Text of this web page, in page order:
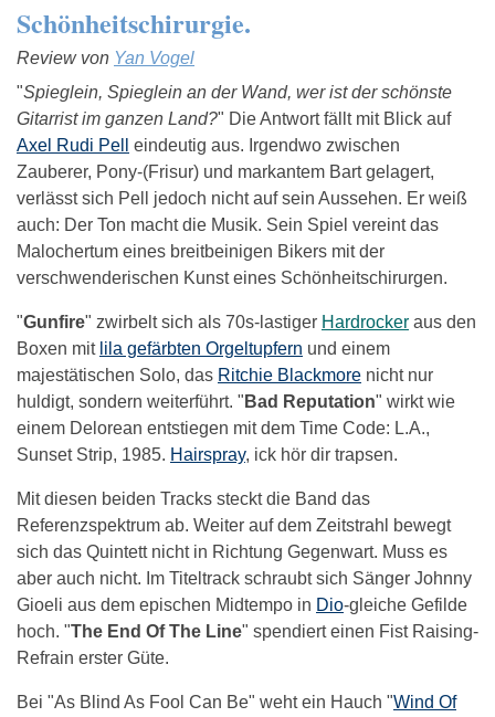
Schönheitschirurgie.
Review von Yan Vogel
"Spieglein, Spieglein an der Wand, wer ist der schönste
Gitarrist im ganzen Land?" Die Antwort fällt mit Blick auf
Axel Rudi Pell
eindeutig aus. Irgendwo zwischen
Zauberer, Pony-(Frisur) und markantem Bart gelagert,
verlässt sich Pell jedoch nicht auf sein Aussehen. Er weiß
auch: Der Ton macht die Musik. Sein Spiel vereint das
Malochertum eines breitbeinigen Bikers mit der
verschwenderischen Kunst eines Schönheitschirurgen.
"Gunfire" zwirbelt sich als 70s-lastiger Hardrocker aus den
Boxen mit lila gefärbten Orgeltupfern und einem
majestätischen Solo, das Ritchie Blackmore nicht nur
huldigt, sondern weiterführt. " Bad Reputation" wirkt wie
einem Delorean entstiegen mit dem Time Code: L.A.,
Sunset Strip, 1985. Hairspray, ick hör dir trapsen.
Mit diesen beiden Tracks steckt die Band das
Referenzspektrum ab. Weiter auf dem Zeitstrahl bewegt
sich das Quintett nicht in Richtung Gegenwart. Muss es
aber auch nicht. Im Titeltrack schraubt sich Sänger Johnny
Gioeli aus dem epischen Midtempo in Dio-gleiche Gefilde
hoch. "The End Of The Line" spendiert einen Fist Raising-
Refrain erster Güte.
Bei "As Blind As Fool Can Be" weht ein Hauch "Wind Of